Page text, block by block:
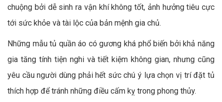
chuộng bởi dễ sinh ra vận khí không tốt, ảnh hưởng tiêu cực
tới sức khỏe và tài lộc của bản mệnh gia chủ.
Những mẫu tủ quần áo có gương khá phổ biến bởi khả năng
gia tăng tính tiện nghi và tiết kiệm không gian, nhưng cũng
yêu cầu người dùng phải hết sức chú ý lựa chọn vị trí đặt tủ
thích hợp để tránh những điều cấm kỵ trong phong thủy.